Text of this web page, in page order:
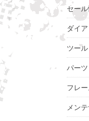
セー
ダイ
ツール
パーツ
フレ
メン